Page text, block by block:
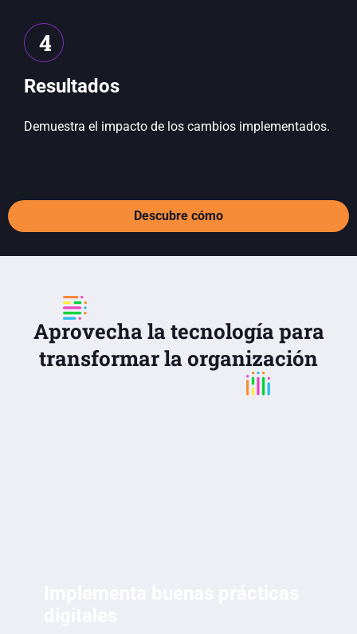
4
Resultados
Demuestra el impacto de los cambios implementados.
Descubre cómo
Aprovecha la tecnología para
transformar la organización